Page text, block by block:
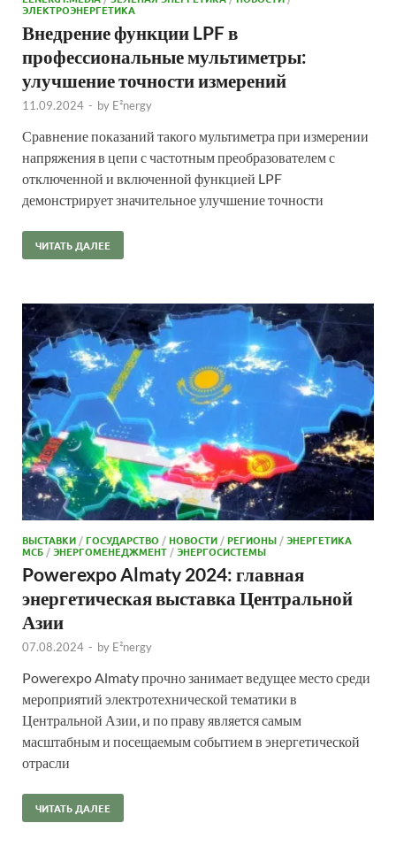
ЭЛЕКТРОЭНЕРГЕТИКА
Внедрение функции LPF в
профессиональные мультиметры:
улучшение точности измерений
11.09.2024 - by E²nergy
Сравнение показаний такого мультиметра при измерении
напряжения в цепи с частотным преобразователем с
отключенной и включенной функцией LPF
демонстрирует значительное улучшение точности
ЧИТАТЬ ДАЛЕЕ
ВЫСТАВКИ/ГОСУДАРСТВО /НОВОСТИ/РЕГИОНЫ/ЭНЕРГЕТИКА
МСБ/ЭНЕРГОМЕНЕДЖМЕНТ/ЭНЕРГОСИСТЕМЫ
Powerexpo Almaty 2024: главная
энергетическая выставка Центральной
Азии
07.08.2024 - by E²nergy
Powerexpo Almaty прочно занимает ведущее место среди
мероприятий электротехнической тематики в
Центральной Азии, и по праву является самым
масштабным и посещаемым событием в энергетической
отрасли
ЧИТАТЬ ДАЛЕЕ